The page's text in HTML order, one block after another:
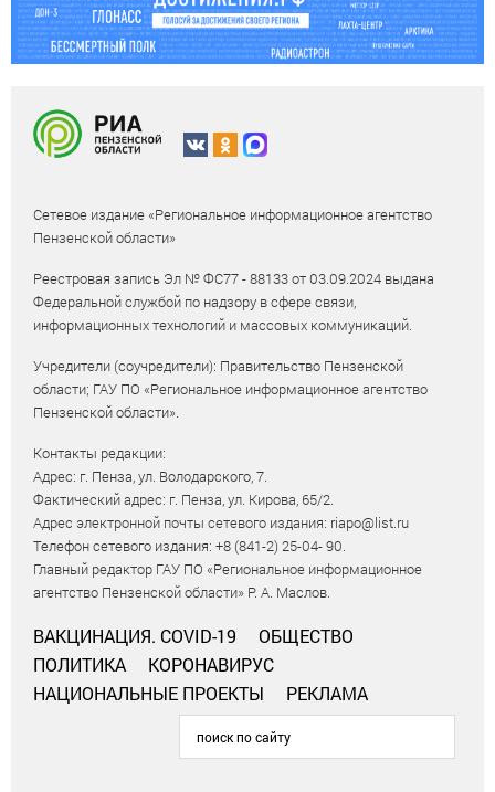
Сетевое издание «Региональное информационное агентство
Пензенской области»
Реестровая запись Эл № ФС77 - 88133 от 03.09.2024 выдана
Федеральной службой по надзору в сфере связи,
информационных технологий и массовых коммуникаций.
Учредители (соучредители): Правительство Пензенской
области; ГАУ ПО «Региональное информационное агентство
Пензенской области».
Контакты редакции:
Адрес: г. Пенза, ул. Володарского, 7.
Фактический адрес: г. Пенза, ул. Кирова, 65/2.
Адрес электронной почты сетевого издания: riapo@list.ru
Телефон сетевого издания: +8 (841-2) 25-04- 90.
Главный редактор ГАУ ПО «Региональное информационное
агентство Пензенской области» Р. А. Маслов.
ВАКЦИНАЦИЯ. COVID-19
ОБЩЕСТВО
ПОЛИТИКА
КОРОНАВИРУС
НАЦИОНАЛЬНЫЕ ПРОЕКТЫ
РЕКЛАМА